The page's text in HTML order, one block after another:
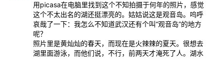
用picasa在电脑里找到这个不知拍摄于何年的照片，感觉
这个不太出名的湖还挺漂亮的。姑姑说这是观音岛。呜呼
哀哉了一下：我怎么不知道武汉还有个叫“观音岛”的地方
呢？
照片里是黄灿灿的春天，而现在是火辣辣的夏天。很想去
湖里面游泳，而他们说，不行，前两天才淹死了人。湖水